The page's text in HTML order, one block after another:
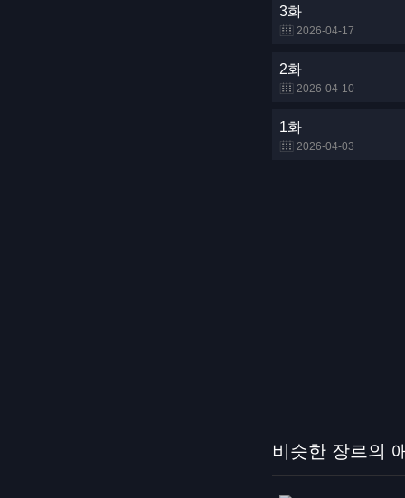
3화
2026-04-17
2화
2026-04-10
1화
2026-04-03
비슷한 장르의